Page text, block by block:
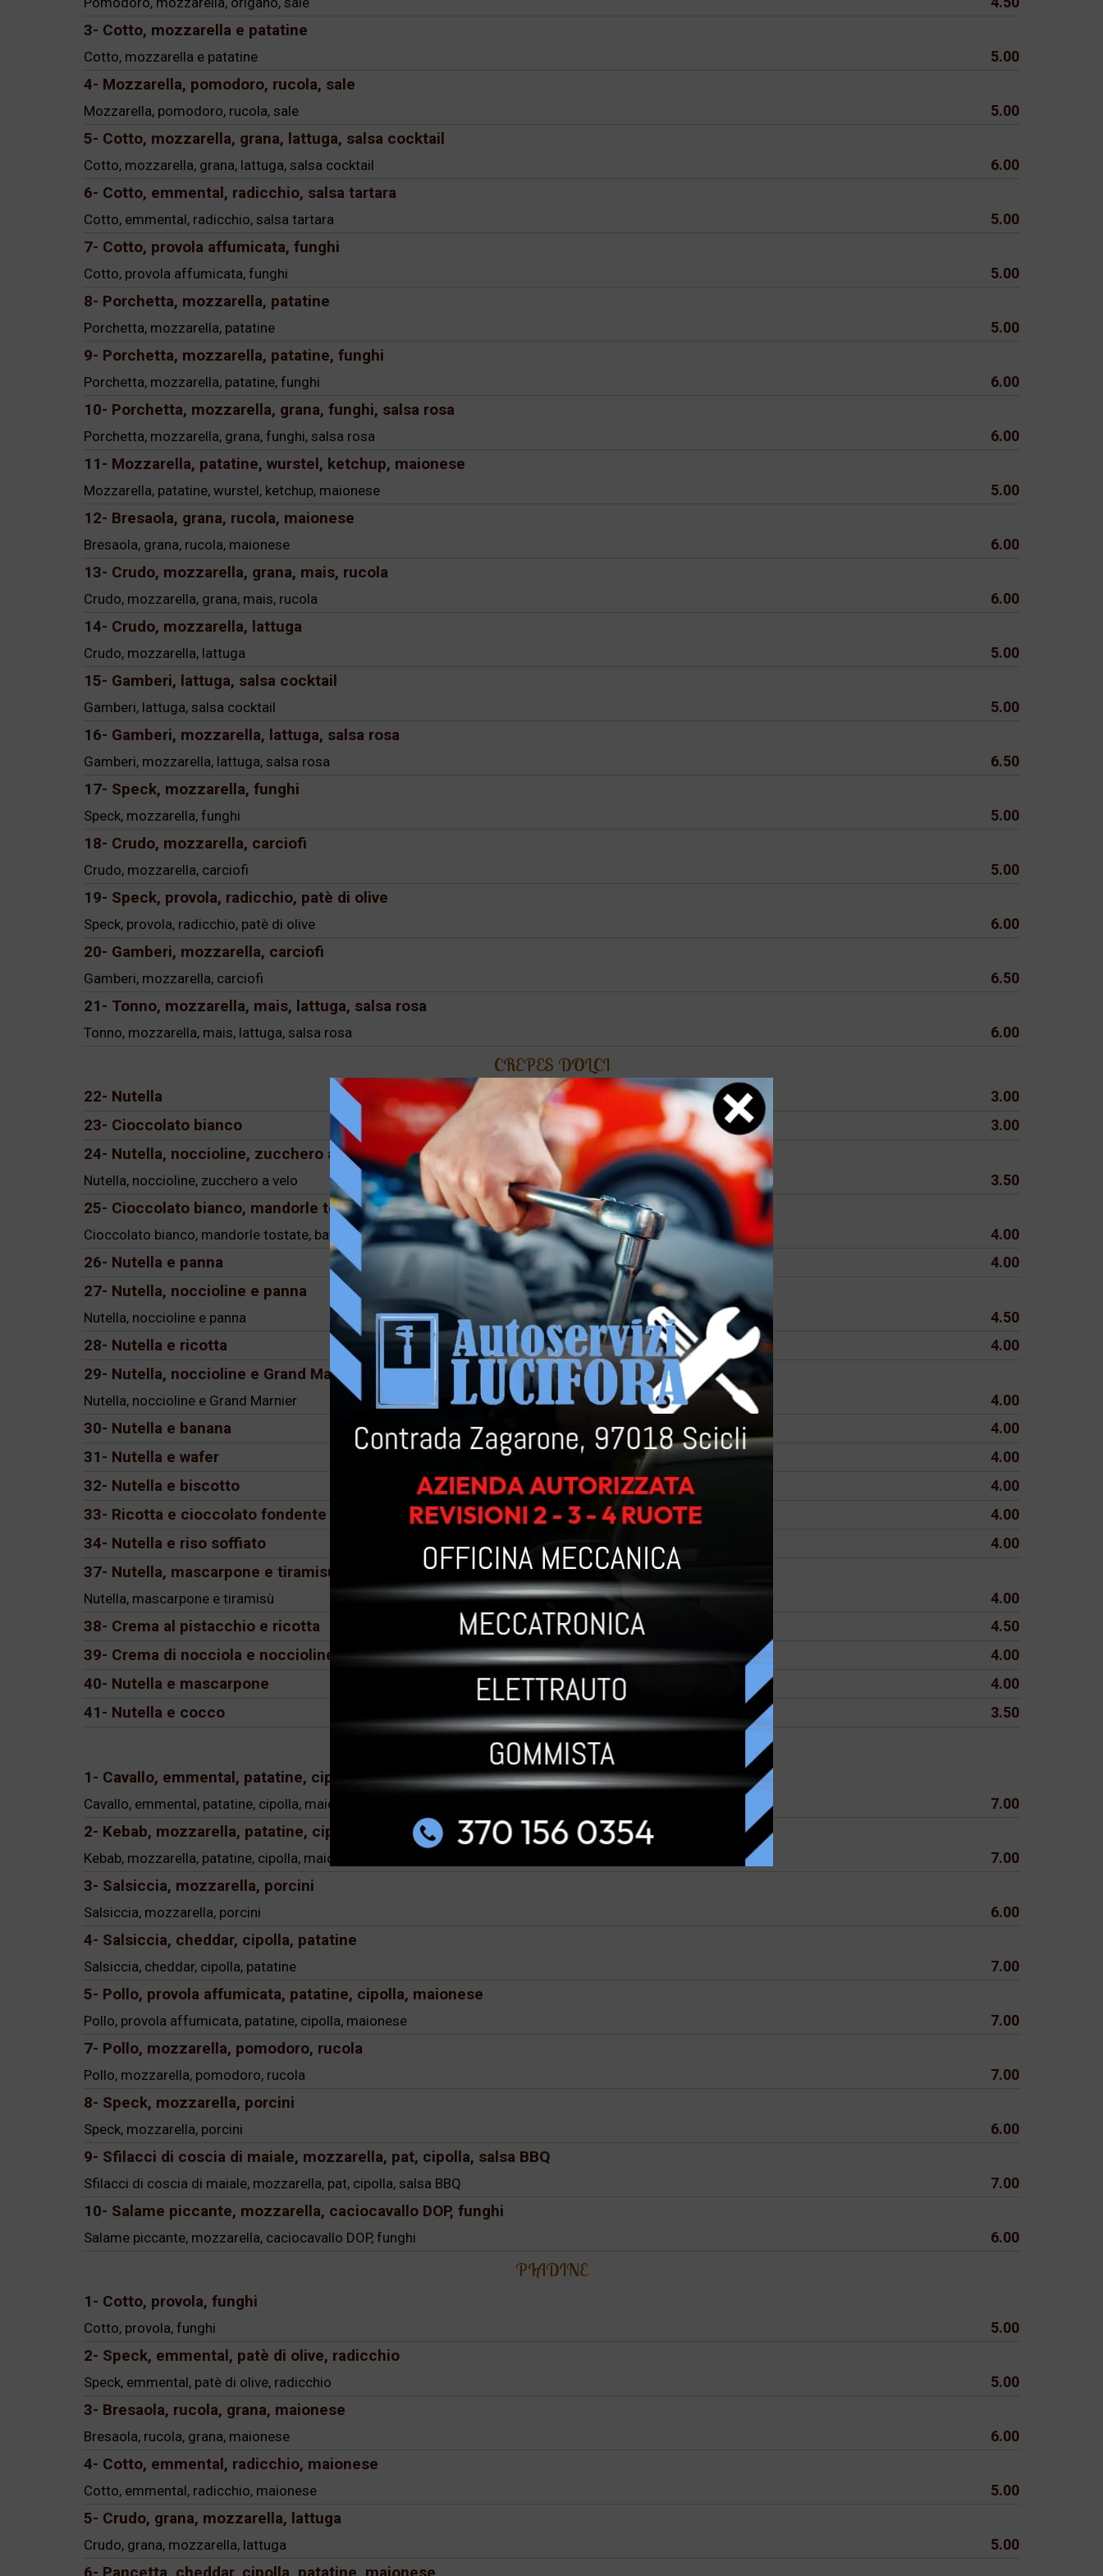
3- Cotto, mozzarella e patatine
Cotto, mozzarella e patatine 5.00
4- Mozzarella, pomodoro, rucola, sale
Mozzarella, pomodoro, rucola, sale 5.00
5- Cotto, mozzarella, grana, lattuga, salsa cocktail
Cotto, mozzarella, grana, lattuga, salsa cocktail 6.00
6- Cotto, emmental, radicchio, salsa tartara
Cotto, emmental, radicchio, salsa tartara 5.00
7- Cotto, provola affumicata, funghi
Cotto, provola affumicata, funghi 5.00
8- Porchetta, mozzarella, patatine
Porchetta, mozzarella, patatine 5.00
9- Porchetta, mozzarella, patatine, funghi
Porchetta, mozzarella, patatine, funghi 6.00
10- Porchetta, mozzarella, grana, funghi, salsa rosa
Porchetta, mozzarella, grana, funghi, salsa rosa 6.00
11- Mozzarella, patatine, wurstel, ketchup, maionese
Mozzarella, patatine, wurstel, ketchup, maionese 5.00
12- Bresaola, grana, rucola, maionese
Bresaola, grana, rucola, maionese 6.00
13- Crudo, mozzarella, grana, mais, rucola
Crudo, mozzarella, grana, mais, rucola 6.00
14- Crudo, mozzarella, lattuga
Crudo, mozzarella, lattuga 5.00
15- Gamberi, lattuga, salsa cocktail
Gamberi, lattuga, salsa cocktail 5.00
16- Gamberi, mozzarella, lattuga, salsa rosa
Gamberi, mozzarella, lattuga, salsa rosa 6.50
17- Speck, mozzarella, funghi
Speck, mozzarella, funghi 5.00
18- Crudo, mozzarella, carciofi
Crudo, mozzarella, carciofi 5.00
19- Speck, provola, radicchio, patè di olive
Speck, provola, radicchio, patè di olive 6.00
20- Gamberi, mozzarella, carciofi
Gamberi, mozzarella, carciofi 6.50
21- Tonno, mozzarella, mais, lattuga, salsa rosa
Tonno, mozzarella, mais, lattuga, salsa rosa 6.00
CREPES DOLCI
22- Nutella 3.00
23- Cioccolato bianco 3.00
24- Nutella, noccioline, zucchero a velo
Nutella, noccioline, zucchero a velo 3.50
25- Cioccolato bianco, mandorle tostate, bayles, cocco
Cioccolato bianco, mandorle tostate, bayles, cocco 4.00
26- Nutella e panna 4.00
27- Nutella, noccioline e panna
Nutella, noccioline e panna 4.50
28- Nutella e ricotta 4.00
29- Nutella, noccioline e Grand Marnier
Nutella, noccioline e Grand Marnier 4.00
30- Nutella e banana 4.00
31- Nutella e wafer 4.00
32- Nutella e biscotto 4.00
33- Ricotta e cioccolato fondente 4.00
34- Nutella e riso soffiato 4.00
37- Nutella, mascarpone e tiramisù
Nutella, mascarpone e tiramisù 4.00
38- Crema al pistacchio e ricotta 4.50
39- Crema di nocciola e noccioline 4.00
40- Nutella e mascarpone 4.00
41- Nutella e cocco 3.50
CREPES SPECIALI
1- Cavallo, emmental, patatine, cipolla, maionese
Cavallo, emmental, patatine, cipolla, maionese 7.00
2- Kebab, mozzarella, patatine, cipolla, maionese
Kebab, mozzarella, patatine, cipolla, maionese 7.00
3- Salsiccia, mozzarella, porcini
Salsiccia, mozzarella, porcini 6.00
4- Salsiccia, cheddar, cipolla, patatine
Salsiccia, cheddar, cipolla, patatine 7.00
5- Pollo, provola affumicata, patatine, cipolla, maionese
Pollo, provola affumicata, patatine, cipolla, maionese 7.00
7- Pollo, mozzarella, pomodoro, rucola
Pollo, mozzarella, pomodoro, rucola 7.00
8- Speck, mozzarella, porcini
Speck, mozzarella, porcini 6.00
9- Sfilacci di coscia di maiale, mozzarella, pat, cipolla, salsa BBQ
Sfilacci di coscia di maiale, mozzarella, pat, cipolla, salsa BBQ 7.00
10- Salame piccante, mozzarella, caciocavallo DOP, funghi
Salame piccante, mozzarella, caciocavallo DOP, funghi 6.00
PIADINE
1- Cotto, provola, funghi
Cotto, provola, funghi 5.00
2- Speck, emmental, patè di olive, radicchio
Speck, emmental, patè di olive, radicchio 5.00
3- Bresaola, rucola, grana, maionese
Bresaola, rucola, grana, maionese 6.00
4- Cotto, emmental, radicchio, maionese
Cotto, emmental, radicchio, maionese 5.00
5- Crudo, grana, mozzarella, lattuga
Crudo, grana, mozzarella, lattuga 5.00